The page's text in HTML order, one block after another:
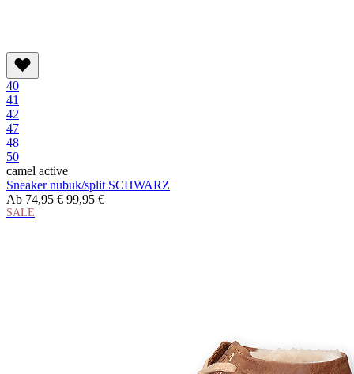
40
41
42
47
48
50
camel active
Sneaker nubuk/split SCHWARZ
Ab 74,95 € 99,95 €
SALE